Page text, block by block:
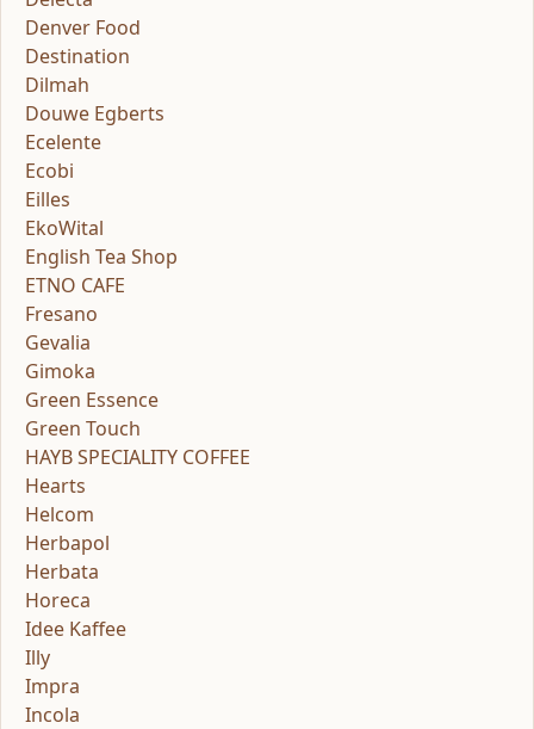
Denver Food
Destination
Dilmah
Douwe Egberts
Ecelente
Ecobi
Eilles
EkoWital
English Tea Shop
ETNO CAFE
Fresano
Gevalia
Gimoka
Green Essence
Green Touch
HAYB SPECIALITY COFFEE
Hearts
Helcom
Herbapol
Herbata
Horeca
Idee Kaffee
Illy
Impra
Incola